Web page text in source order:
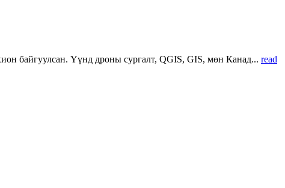
байгуулсан. Үүнд дроны сургалт, QGIS, GIS, мөн Канад... read